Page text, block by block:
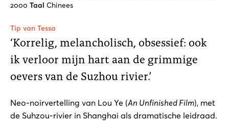
2000 Taal Chinees
Tip van Tessa
‘Korrelig, melancholisch, obsessief: ook
ik verloor mijn hart aan de grimmige
oevers van de Suzhou rivier.’
Neo-noirvertelling van Lou Ye (An Unfinished Film), met
de Suhzou-rivier in Shanghai als dramatische leidraad.